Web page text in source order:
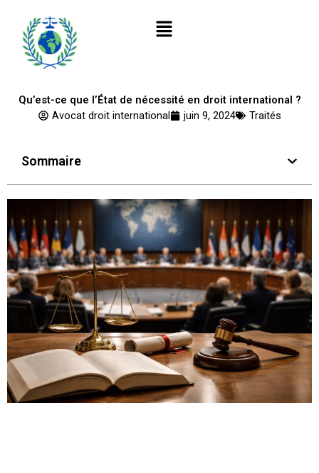
contenu
Menu
Qu’est-ce que l’État de nécessité en droit international ?
Avocat droit international
juin 9, 2024 Traités
Sommaire